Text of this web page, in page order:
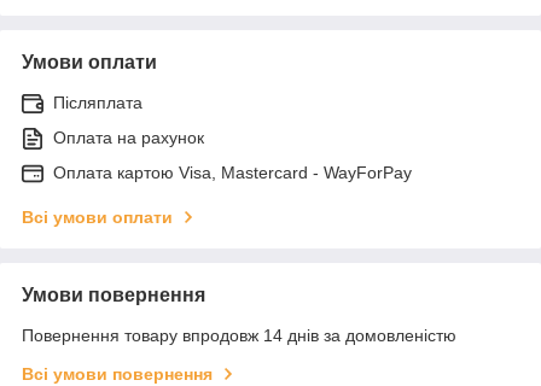
Умови оплати
Післяплата
Оплата на рахунок
Оплата картою Visa, Mastercard - WayForPay
Всі умови оплати
Умови повернення
Повернення товару впродовж 14 днів за домовленістю
Всі умови повернення